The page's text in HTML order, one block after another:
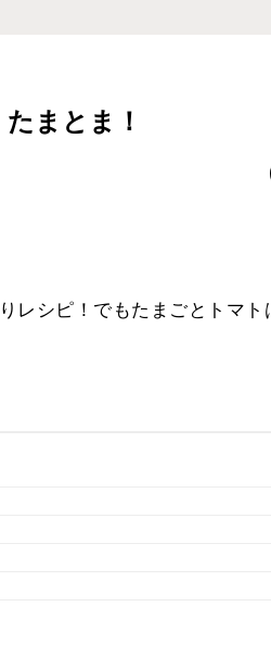
まとま！
レシピ！でもたまごとトマ